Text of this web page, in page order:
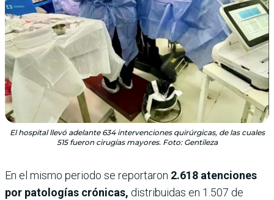
El hospital llevó adelante 634 intervenciones quirúrgicas, de las cuales
515 fueron cirugías mayores. Foto: Gentileza
En el mismo periodo se reportaron 2.618 atenciones
por patologías crónicas, distribuidas en 1.507 de